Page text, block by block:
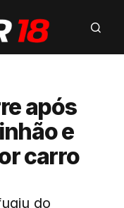
após
e
carro
do